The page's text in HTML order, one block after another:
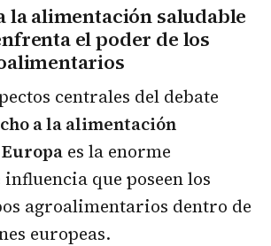
la alimentación saludable
el poder de los
centrales del debate
a la alimentación
es la enorme
que poseen los
agroalimentarios dentro de
europeas.